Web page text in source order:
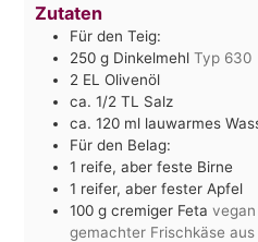
Zutaten
Für den Teig:
250 g Dinkelmehl Typ 630
2 EL Olivenöl
ca. 1/2 TL
Salz
ca. 120 ml lauwarmes
Für den Belag:
1 reife, aber feste Birne
1 reifer, aber fester Apfel
100 g cremiger Feta
gemachter Frischkäse aus